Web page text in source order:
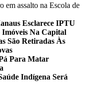
em assalto na Escola de
Esclarece IPTU
Imóveis Na Capital
São Retiradas Às
Para Matar
Indígena Será